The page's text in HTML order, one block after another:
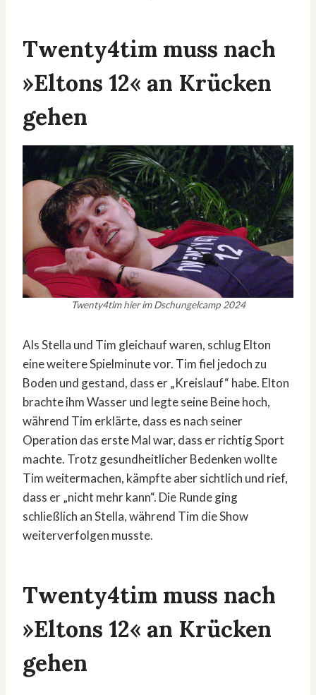
Twenty4tim muss nach
»Eltons 12« an Krücken
gehen
Twenty4tim hier im Dschungelcamp 2024
Als Stella und Tim gleichauf waren, schlug Elton
eine weitere Spielminute vor. Tim fiel jedoch zu
Boden und gestand, dass er „Kreislauf“ habe. Elton
brachte ihm Wasser und legte seine Beine hoch,
während Tim erklärte, dass es nach seiner
Operation das erste Mal war, dass er richtig Sport
machte. Trotz gesundheitlicher Bedenken wollte
Tim weitermachen, kämpfte aber sichtlich und rief,
dass er „nicht mehr kann“. Die Runde ging
schließlich an Stella, während Tim die Show
weiterverfolgen musste.
Twenty4tim muss nach
»Eltons 12« an Krücken
gehen